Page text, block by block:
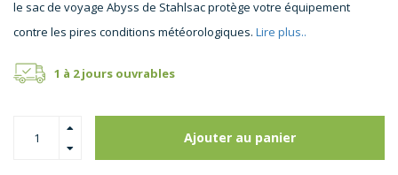
le sac de voyage Abyss de Stahlsac protège votre équipement
contre les pires conditions météorologiques. Lire plus..
1 à 2 jours ouvrables
Ajouter au panier